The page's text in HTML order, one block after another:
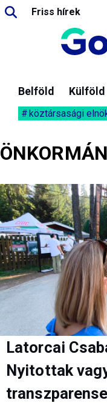
Friss hírek
Belföld Külföld
köztársasági
Latorcai
Nyitottak